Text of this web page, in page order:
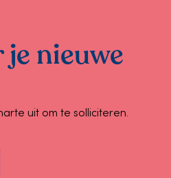
nieuwe
uit om te solliciteren.